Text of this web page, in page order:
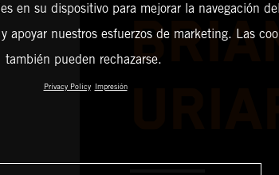
en su dispositivo para mejorar la navegación
apoyar nuestros esfuerzos de marketing. Las
también pueden rechazarse.
Privacy Policy Impresión